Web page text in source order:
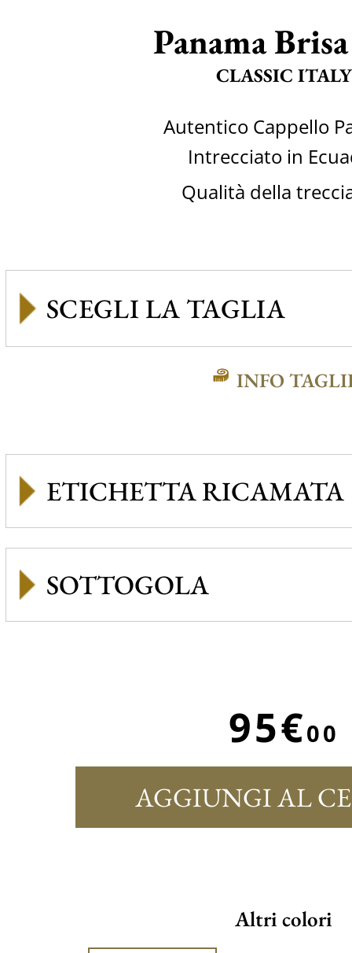
Panama
CLASSIC ITALY
Autentico Cappello
Intrecciato in
Qualità della
INFO
ETICHETTA RICAMATA
SOTTOGOLA
95€00
AGGIUNGI AL
Altri colori